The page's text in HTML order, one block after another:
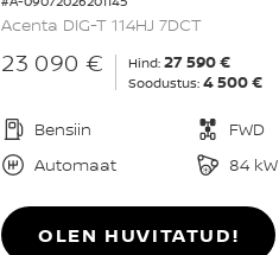
Acenta DIG-T 114HJ 7DCT
23 090 € Hind: 27 590 €
Soodustus: 4 500 €
Bensiin
FWD
Automaat
84 kW
OLEN HUVITATUD!